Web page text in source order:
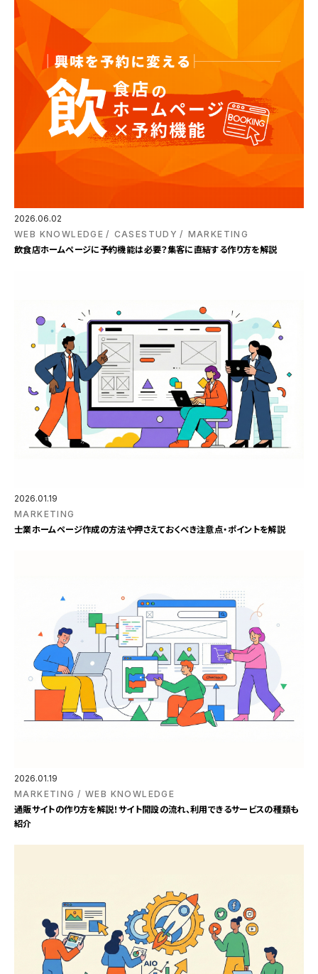
2026.06.02
WEB KNOWLEDGE
CASESTUDY MARKETING
飲食店ホームページに予約機能は必要？集客に直結する作り方を解説
2026.01.19
MARKETING
士業ホームページ作成の方法や押さえておくべき注意点・ポイントを解説
2026.01.19
MARKETING
WEB KNOWLEDGE
通販サイトの作り方を解説！サイト開設の流れ、利用できるサービスの種類も
紹介